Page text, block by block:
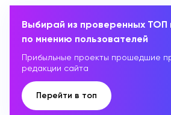
Выбирай из проверенных ТОП
по мнению пользователей
Прибыльные проекты прошедшие
редакции сайта
Перейти в топ